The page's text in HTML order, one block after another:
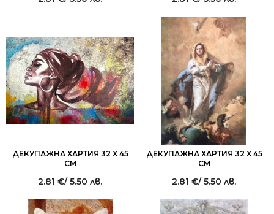
ДЕКУПАЖНА ХАРТИЯ 32 Х 45
СМ
2.81 €/ 5.50 лв.
ДЕКУПАЖНА ХАРТИЯ 32 Х 45
СМ
2.81 €/ 5.50 лв.